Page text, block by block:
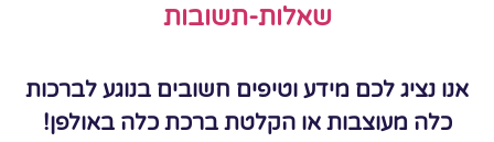
שאלות-תשובות
אנו נציג לכם מידע וטיפים חשובים בנוגע לברכות
כלה מעוצבות או הקלטת ברכת כלה באולפן!